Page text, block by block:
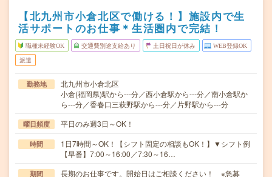
【北九州市小倉北区で働ける！】施設内で生
活サポートのお仕事＊生活圏内で完結！
職種未経験OK 交通費別途支給あり 土日祝日が休み WEB登録OK
派遣
勤務地
北九州市小倉北区
小倉(福岡県)駅から---分／西小倉駅から---分／南小倉駅か
ら---分／香春口三萩野駅から---分／片野駅から---分
曜日頻度 平日のみ週3日～OK！
時間
1日7時間～OK！【シフト固定の相談もOK！】▼シフト例
【早番】7:00～16:00／7:30～16…
期間 長期のお仕事です。開始日はご相談ください！ ※急募